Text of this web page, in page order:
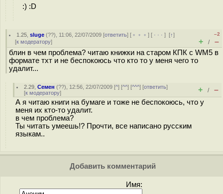
:) :D
1.25 ,sluge (??), 11:06, 22/07/2009 [ответить] [ ﹢﹢﹢] [ · · ·][↑]
[к модератору]
–2
+ / –
блин в чем проблема? читаю книжки на старом КПК с WM5 в
формате тхт и не беспокоюсь что кто то у меня чего то
удалит...
2.29 ,Семен (??), 12:56, 22/07/2009 [^] [^^] [^^^] [ответить]
[к модератору] + / –
А я читаю книги на бумаге и тоже не беспокоюсь, что у
меня их кто-то удалит.
в чем проблема?
Ты читать умеешь!? Прочти, все написано русским
языкам..
Добавить комментарий
Имя: